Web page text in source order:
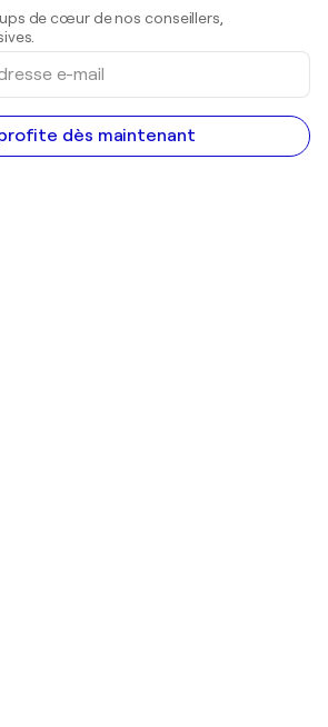
de cœur de nos conseillers,
dès maintenant